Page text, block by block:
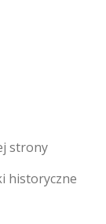
strony
historyczne